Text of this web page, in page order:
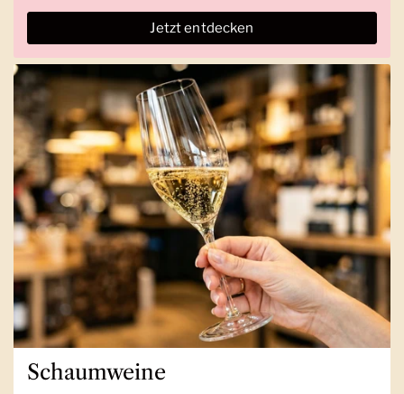
Jetzt entdecken
Schaumweine